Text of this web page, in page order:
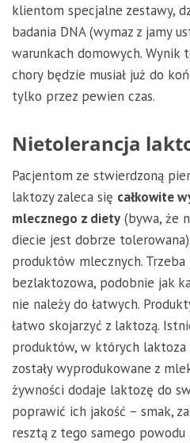
klientom specjalne zestawy,
badania DNA (wymaz z jamy
warunkach domowych. Wynik
chory będzie musiał już do
tylko przez pewien czas.
Nietolerancja
Pacjentom ze stwierdzoną
laktozy zaleca się całkowite
mlecznego z diety (bywa, że
diecie jest dobrze
produktów mlecznych.
bezlaktozowa, podobnie jak
nie należy do łatwych.
łatwo skojarzyć z laktozą.
produktów, w których laktoza
zostały wyprodukowane z
żywności dodaje laktozę do
poprawić ich jakość – smak,
resztą z tego samego